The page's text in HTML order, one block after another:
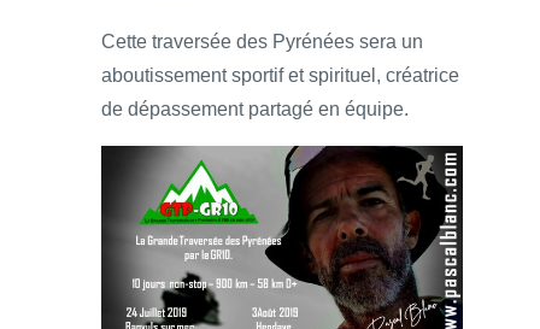
Cette traversée des Pyrénées sera un
aboutissement sportif et spirituel, créatrice
de dépassement partagé en équipe.